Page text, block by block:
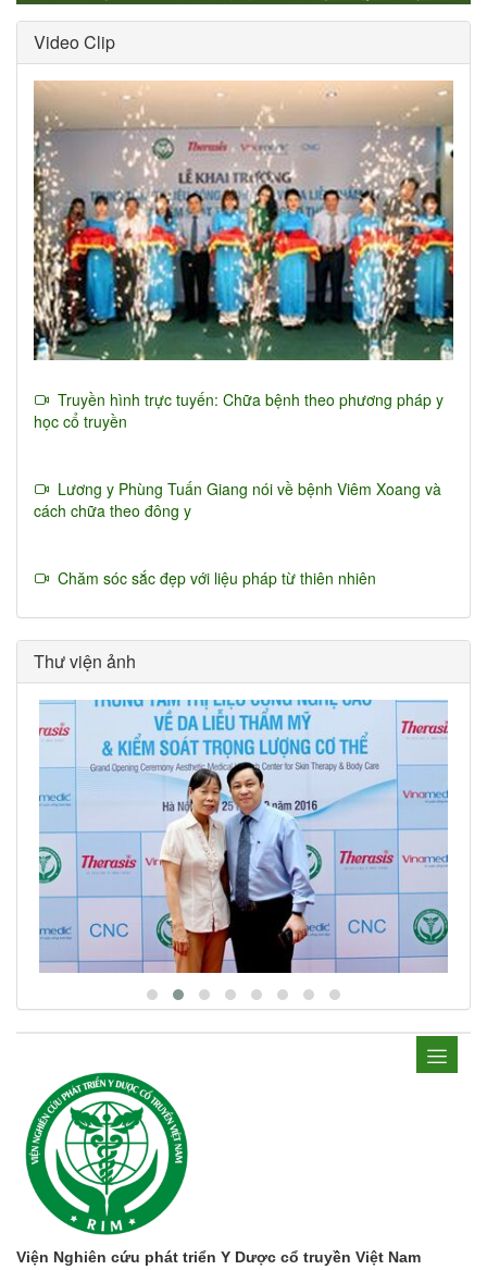
Video Clip
Truyền hình trực tuyến: Chữa bệnh theo phương pháp y
học cổ truyền
Lương y Phùng Tuấn Giang nói về bệnh Viêm Xoang và
cách chữa theo đông y
Chăm sóc sắc đẹp với liệu pháp từ thiên nhiên
Thư viện ảnh
Viện Nghiên cứu phát triển Y Dược cổ truyền Việt Nam